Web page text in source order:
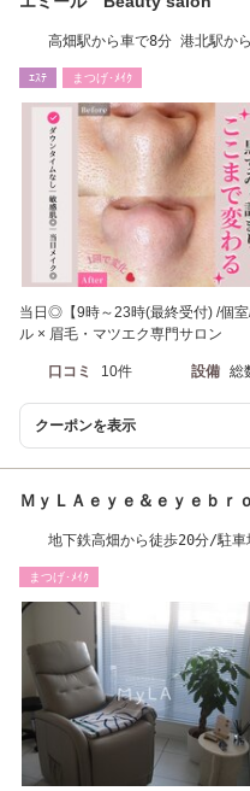
高畑駅から車で8分 港北駅か
ｴｽﾃ まつげ･ﾒｲｸ
当日◎【9時～23時(最終受付) /個
ル × 眉毛・マツエク専門サロン
口コミ 10件 設備 総
クーポンを表示
ＭｙＬＡｅｙｅ＆ｅｙｅｂｒ
地下鉄高畑から徒歩20分/駐車
まつげ･ﾒｲｸ